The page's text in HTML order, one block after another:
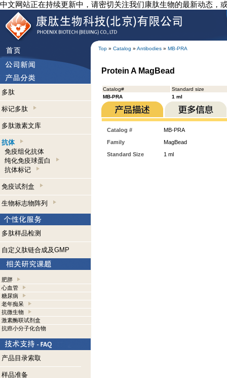
中文网站正在持续更新中，请密切关注我们康肽生物的最新动态，
Top » Catalog » Antibodies » MB-PRA
多肽
标记多肽
多肽激素文库
抗体
免疫组化抗体
纯化免疫球蛋白
抗体标记
免疫试剂盒
生物标志物阵列
多肽样品检测
自定义肽链合成及GMP
肥胖
心血管
糖尿病
老年痴呆
抗微生物
激素酶联试剂盒
抗癌小分子化合物
产品目录索取
样品准备
Protein A MagBead
Catalog#
Standard size
MB-PRA
1 ml
Catalog #
MB-PRA
Family
MagBead
Standard Size
1 ml